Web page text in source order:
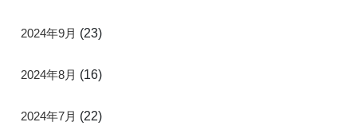
2024年9月 (23)
2024年8月 (16)
2024年7月 (22)